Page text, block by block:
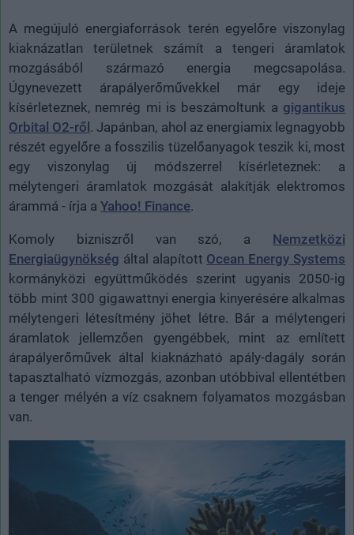
A megújuló energiaforrások terén egyelőre viszonylag
kiaknázatlan területnek számít a tengeri áramlatok
mozgásából származó energia megcsapolása.
Úgynevezett árapályerőművekkel már egy ideje
kísérleteznek, nemrég mi is beszámoltunk a gigantikus
Orbital O2-ről . Japánban, ahol az energiamix legnagyobb
részét egyelőre a fosszilis tüzelőanyagok teszik ki, most
egy viszonylag új módszerrel kísérleteznek: a
mélytengeri áramlatok mozgását alakítják elektromos
árammá - írja a Yahoo! Finance.
Komoly bizniszről van szó, a Nemzetközi
Energiaügynökség által alapított Ocean Energy Systems
kormányközi együttműködés szerint ugyanis 2050-ig
több mint 300 gigawattnyi energia kinyerésére alkalmas
mélytengeri létesítmény jöhet létre. Bár a mélytengeri
áramlatok jellemzően gyengébbek, mint az említett
árapályerőművek által kiaknázható apály-dagály során
tapasztalható vízmozgás, azonban utóbbival ellentétben
a tenger mélyén a víz csaknem folyamatos mozgásban
van.